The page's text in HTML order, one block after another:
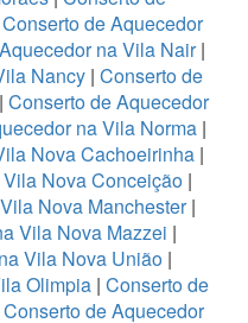
Conserto de Aquecedor
na Vila Nair|
Nancy | Conserto de
| Conserto de Aquecedor
na Vila Norma|
Nova Cachoeirinha|
Nova Conceição |
Nova Manchester|
Vila Nova Mazzei |
Vila Nova União |
Olimpia| Conserto de
Conserto de Aquecedor